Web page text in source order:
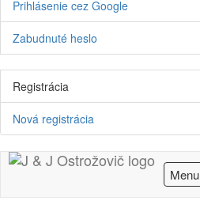
Prihlásenie cez Google
Zabudnuté heslo
Registrácia
Nová registrácia
Menu